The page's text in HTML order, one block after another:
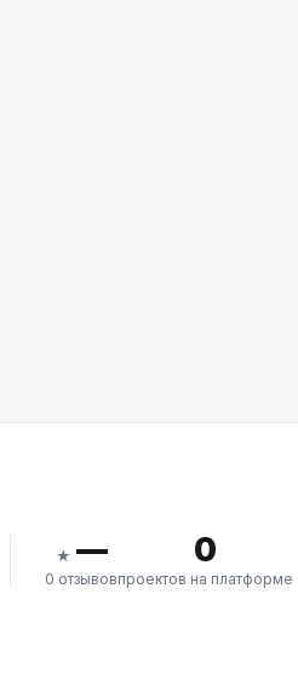
★ —
0 отзывов
0
проектов на платформе